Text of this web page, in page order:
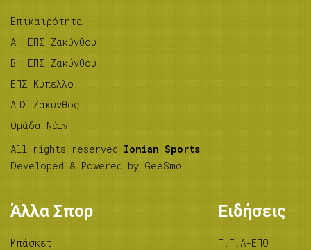
Επικαιρότητα
A’ ΕΠΣ Ζακύνθου
B’ ΕΠΣ Ζακύνθου
ΕΠΣ Κύπελλο
ΑΠΣ Ζάκυνθος
Ομάδα Νέων
All rights reserved Ionian Sports .
Developed & Powered by GeeSmo .
Άλλα Σπορ
Μπάσκετ
Ειδήσεις
Γ.Γ.Α-ΕΠΟ